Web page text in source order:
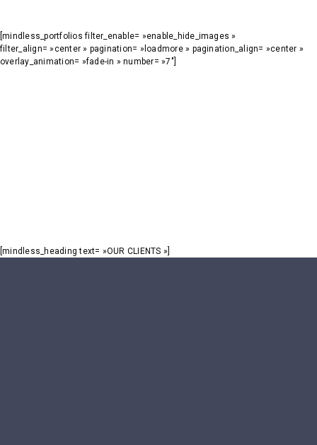
[mindless_portfolios filter_enable= »enable_hide_images »
filter_align= »center » pagination= »loadmore » pagination_align= »center »
overlay_animation= »fade-in » number= »7″]
[mindless_heading text= »OUR CLIENTS »]